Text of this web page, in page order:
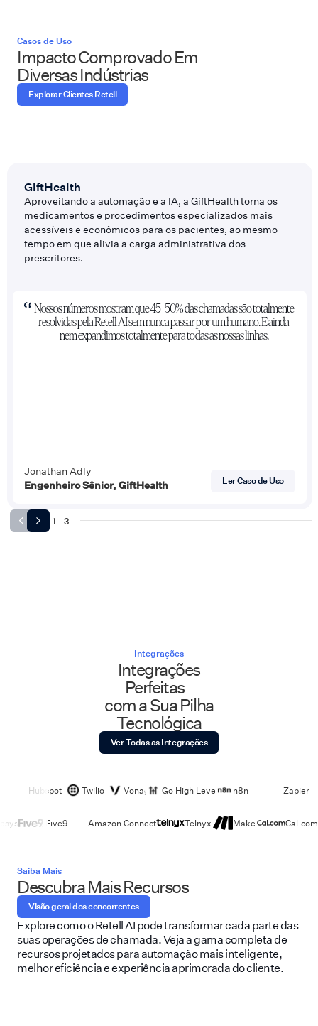
Casos de Uso
Impacto Comprovado Em
Diversas Indústrias
Explorar Clientes Retell
GiftHealth
Aproveitando a automação e a IA, a GiftHealth torna os
medicamentos e procedimentos especializados mais
acessíveis e econômicos para os pacientes, ao mesmo
tempo em que alivia a carga administrativa dos
prescritores.
Nossos números mostram que 45-50% das chamadas são totalmente
resolvidas pela Retell AI sem nunca passar por um humano. E ainda
nem expandimos totalmente para todas as nossas linhas.
Jonathan Adly
Engenheiro Sênior, GiftHealth
Ler Caso de Uso
1—3
Integrações
Integrações
Perfeitas
com a Sua Pilha
Tecnológica
Ver Todas as Integrações
Hubspot Twilio Vonage Go High Level n8n Zapier
Five9 Amazon Connect Telnyx Make Cal.com
Saiba Mais
Descubra Mais Recursos
Explore como o Retell AI pode transformar cada parte das
suas operações de chamada. Veja a gama completa de
recursos projetados para automação mais inteligente,
melhor eficiência e experiência aprimorada do cliente.
Visão geral dos concorrentes